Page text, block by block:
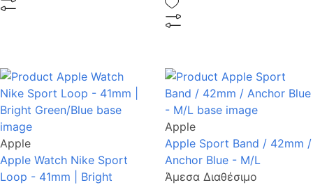
Apple
Apple Watch Nike Sport
Loop - 41mm | Bright
Apple
Apple Sport Band / 42mm /
Anchor Blue - M/L
Άμεσα Διαθέσιμο